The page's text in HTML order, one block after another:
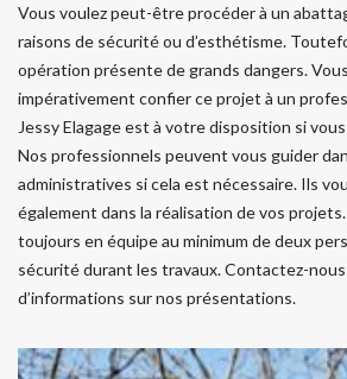
Vous voulez peut-être procéder à un
raisons de sécurité ou d’esthétisme.
opération présente de grands dangers.
impérativement confier ce projet à un
Jessy Elagage est à votre disposition si
Nos professionnels peuvent vous guider
administratives si cela est nécessaire. Ils
également dans la réalisation de vos
toujours en équipe au minimum de deux
sécurité durant les travaux. Contactez-
d’informations sur nos présentations.